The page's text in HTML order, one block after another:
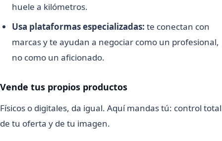
huele a kilómetros.
Usa plataformas especializadas: te conectan con
marcas y te ayudan a negociar como un profesional,
no como un aficionado.
Vende tus propios productos
Físicos o digitales, da igual. Aquí mandas tú: control total
de tu oferta y de tu imagen.